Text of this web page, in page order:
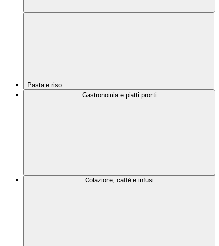
Pasta e riso
Gastronomia e piatti pronti
Colazione, caffè e infusi